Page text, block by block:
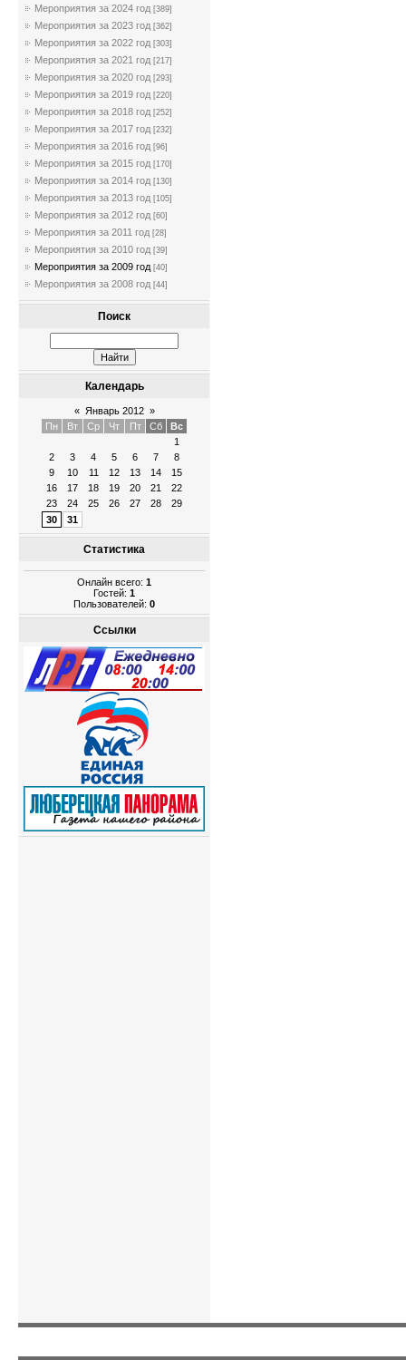
Мероприятия за 2024 год [389]
Мероприятия за 2023 год [362]
Мероприятия за 2022 год [303]
Мероприятия за 2021 год [217]
Мероприятия за 2020 год [293]
Мероприятия за 2019 год [220]
Мероприятия за 2018 год [252]
Мероприятия за 2017 год [232]
Мероприятия за 2016 год [96]
Мероприятия за 2015 год [170]
Мероприятия за 2014 год [130]
Мероприятия за 2013 год [105]
Мероприятия за 2012 год [60]
Мероприятия за 2011 год [28]
Мероприятия за 2010 год [39]
Мероприятия за 2009 год [40]
Мероприятия за 2008 год [44]
Поиск
Календарь
« Январь 2012 »
Пн
Вт Ср Чт Пт Сб
Вс
1
2
3 4 5 6 7
8
9
10 11 12 13 14
15
16
17 18 19 20 21
22
23
24 25 26 27 28
29
30
31
Статистика
Онлайн всего: 1
Гостей: 1
Пользователей: 0
Ссылки